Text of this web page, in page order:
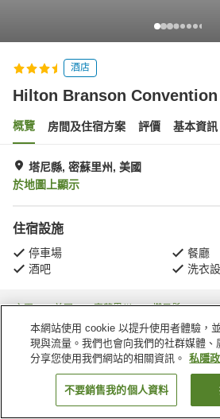
酒店
Hilton Branson
概覽 房間及住宿方案 評價 基本資訊
塔尼縣, 密蘇里州, 美國
於地圖上顯示
住宿設施
停車場
餐廳
酒吧
洗衣
主頁 美國 密蘇里州
塔尼縣
Hilton Branson Convention Center
找客房
本網站使用 cookie 以提升使用者體驗，
現與流量。我們也會向我們的社群媒體
分享您使用我們網站的相關資訊。
私隱
不要銷售我的個人資料